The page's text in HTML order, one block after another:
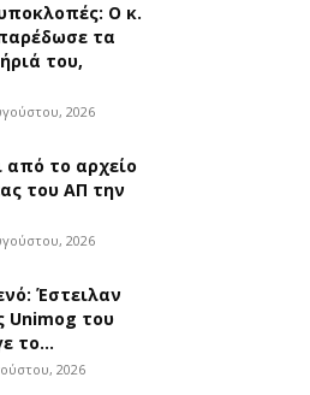
Ο κ.
τα
του,
2026
από το αρχείο
του ΑΠ την
2026
Έστειλαν
Unimog του
το...
2026